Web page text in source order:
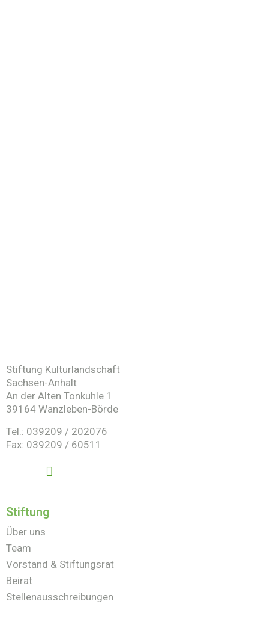
Stiftung Kulturlandschaft
Sachsen-Anhalt
An der Alten Tonkuhle 1
39164 Wanzleben-Börde
Tel.: 039209 / 202076
Fax: 039209 / 60511
Stiftung
Über uns
Team
Vorstand & Stiftungsrat
Beirat
Stellenausschreibungen